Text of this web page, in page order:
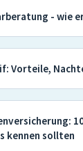
- wie
Vorteile,
kennen sollten